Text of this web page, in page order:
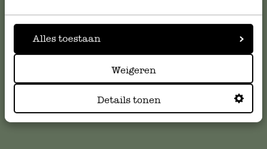
Alles toestaan
Weigeren
Details tonen
veuillez contacter notre service clientèle. Ou retrouvez ici
nos réponses auxquestions les plus fréquemment posées
serviceclientele@dille-kamille.com
Service client en ligne